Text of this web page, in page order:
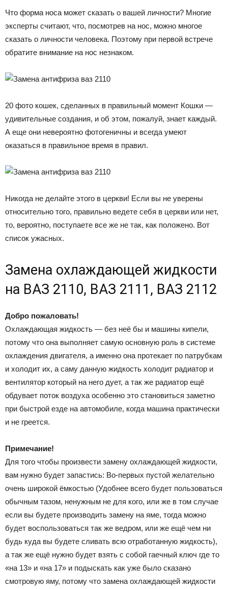
Что форма носа может сказать о вашей личности? Многие
эксперты считают, что, посмотрев на нос, можно многое
сказать о личности человека. Поэтому при первой встрече
обратите внимание на нос незнаком.
20 фото кошек, сделанных в правильный момент Кошки —
удивительные создания, и об этом, пожалуй, знает каждый.
А еще они невероятно фотогеничны и всегда умеют
оказаться в правильное время в правил.
Никогда не делайте этого в церкви! Если вы не уверены
относительно того, правильно ведете себя в церкви или нет,
то, вероятно, поступаете все же не так, как положено. Вот
список ужасных.
Замена охлаждающей жидкости
на ВАЗ 2110, ВАЗ 2111, ВАЗ 2112
Добро пожаловать!
Охлаждающая жидкость — без неё бы и машины кипели,
потому что она выполняет самую основную роль в системе
охлаждения двигателя, а именно она протекает по патрубкам
и холодит их, а саму данную жидкость холодит радиатор и
вентилятор который на него дует, а так же радиатор ещё
обдувает поток воздуха особенно это становиться заметно
при быстрой езде на автомобиле, когда машина практически
и не греется.
Примечание!
Для того чтобы произвести замену охлаждающей жидкости,
вам нужно будет запастись: Во-первых пустой желательно
очень широкой ёмкостью (Удобнее всего будет пользоваться
обычным тазом, ненужным не для кого, или же в том случае
если вы будете производить замену на яме, тогда можно
будет воспользоваться так же ведром, или же ещё чем ни
будь куда вы будете сливать всю отработанную жидкость),
а так же ещё нужно будет взять с собой гаечный ключ где то
«на 13» и «на 17» и подыскать как уже было сказано
смотровую яму, потому что замена охлаждающей жидкости